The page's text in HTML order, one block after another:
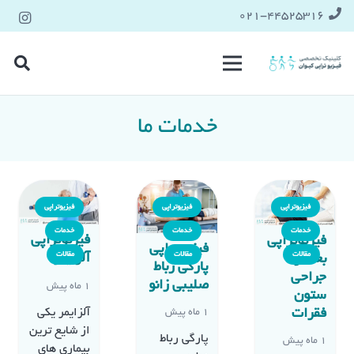
021-۴۴۵۲۵۳۱۶
خدمات ما
فیزیوتراپی
خدمات
مقالات
فیزیوتراپی
بعد از
جراحی
ستون
فقرات
1 ماه پیش
فیزیوتراپی
خدمات
مقالات
فیزیوتراپی
پارگی رباط
صلیبی زانو
1 ماه پیش
پارگی رباط
فیزیوتراپی
خدمات
مقالات
فیزیوتراپی
آلزایمر
1 ماه پیش
آلزایمر یکی
از شایع ترین
بیماری های